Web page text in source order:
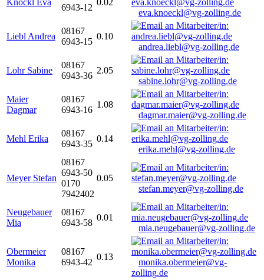
Knöckl Eva
6943-12
0.02
eva.knoeckl@vg-zolling.de
Liebl Andrea
08167
6943-15
0.10
andrea.liebl@vg-zolling.de
Lohr Sabine
08167
6943-36
2.05
sabine.lohr@vg-zolling.de
Maier
Dagmar
08167
6943-16
1.08
dagmar.maier@vg-zolling.de
Mehl Erika
08167
6943-35
0.14
erika.mehl@vg-zolling.de
Meyer Stefan
08167
6943-50
0170
7942402
0.05
stefan.meyer@vg-zolling.de
Neugebauer
Mia
08167
6943-58
0.01
mia.neugebauer@vg-zolling.de
Obermeier
Monika
08167
6943-42
0.13
monika.obermeier@vg-
zolling.de